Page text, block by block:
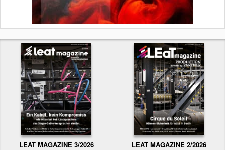
LEAT MAGAZINE 3/2026 LEAT MAGAZINE 2/2026